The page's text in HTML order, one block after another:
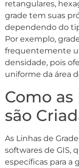
retangulares,
grade tem suas
dependendo do
Por exemplo,
frequentemente
densidade, pois
uniforme da área
Como
são
As Linhas de
softwares de GIS,
específicas para a